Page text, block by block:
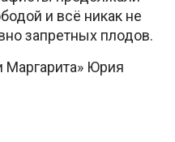
и всё никак не
запретных плодов.
Маргарита» Юрия